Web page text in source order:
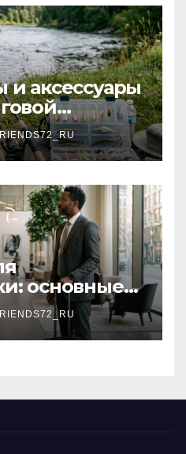
аксессуары
и
основные